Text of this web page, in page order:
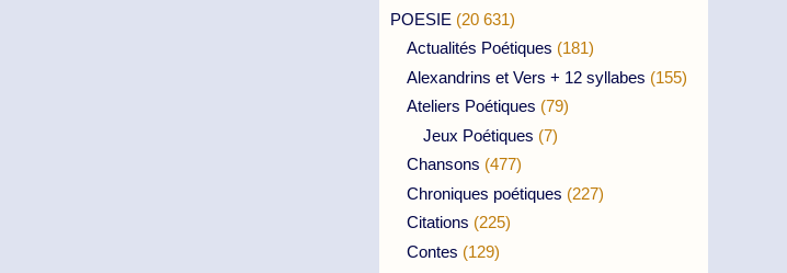
POESIE (20 631)
Actualités Poétiques (181)
Alexandrins et Vers + 12 syllabes (155)
Ateliers Poétiques (79)
Jeux Poétiques (7)
Chansons (477)
Chroniques poétiques (227)
Citations (225)
Contes (129)